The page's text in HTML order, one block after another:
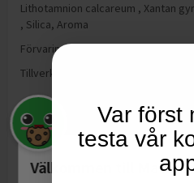
Lithotamnion calcareum , Xantan
, Silica, Aroma
Förvaring:
Förvaras torrt
Tillverkning:
Välkommen till
Var först
testa vår